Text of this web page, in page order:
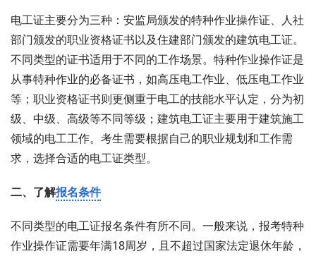
电工证主要分为三种：安监局颁发的特种作业操作证、人社
部门颁发的职业资格证书以及住建部门颁发的建筑电工证。
不同类型的证书适用于不同的工作场景。特种作业操作证是
从事特种作业的必备证书，如高压电工作业、低压电工作业
等；职业资格证书则更侧重于电工的技能水平认定，分为初
级、中级、高级等不同等级；建筑电工证主要用于建筑施工
领域的电工工作。考生需要根据自己的职业规划和工作需
求，选择合适的电工证类型。
二、了解报名条件
不同类型的电工证报名条件有所不同。一般来说，报考特种
作业操作证需要年满18周岁，且不超过国家法定退休年龄，